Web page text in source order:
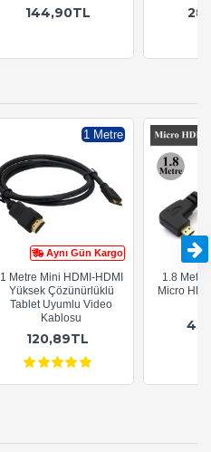
144,90TL
Aynı Gün Kargo
1 Metre
1 Metre Mini HDMI-HDMI
Yüksek Çözünürlüklü
Tablet Uyumlu Video
Kablosu
120,89TL
1.8 Metre
Micro